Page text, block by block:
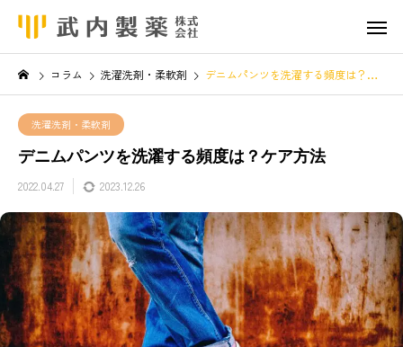
コラム 洗濯洗剤・柔軟剤 デニムパンツを洗濯する頻度は？ケア方法
洗濯洗剤・柔軟剤
デニムパンツを洗濯する頻度は？ケア方法
2022.04.27 2023.12.26